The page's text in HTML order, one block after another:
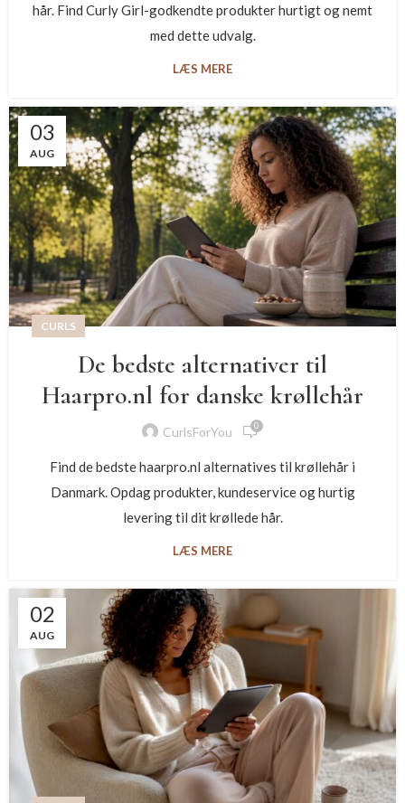
hår. Find Curly Girl-godkendte produkter hurtigt og nemt
med dette udvalg.
LÆS MERE
03
AUG
CURLS
De bedste alternativer til
Haarpro.nl for danske krøllehår
CurlsForYou 0
Find de bedste haarpro.nl alternatives til krøllehår i
Danmark. Opdag produkter, kundeservice og hurtig
levering til dit krøllede hår.
LÆS MERE
02
AUG